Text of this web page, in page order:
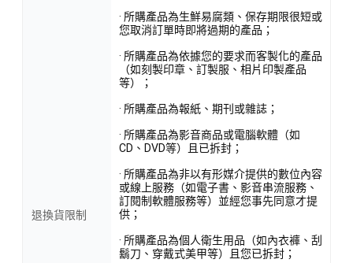
退換貨限制
· 所購產品為生鮮易腐類、保存期限很短或
您取消訂單時即將過期的產品；
· 所購產品為依據您的要求而客製化的產品
（如刻製印章、訂製服、相片印製產品
等）；
· 所購產品為報紙、期刊或雜誌；
· 所購產品為影音商品或電腦軟體（如
CD、DVD等）且已拆封；
· 所購產品為非以有形媒介提供的數位內容
或線上服務（如電子書、影音串流服務、
訂閱制軟體服務等）並經您事先同意才提
供；
· 所購產品為個人衛生用品（如內衣褲、刮
鬍刀、穿戴式美甲等）且您已拆封；